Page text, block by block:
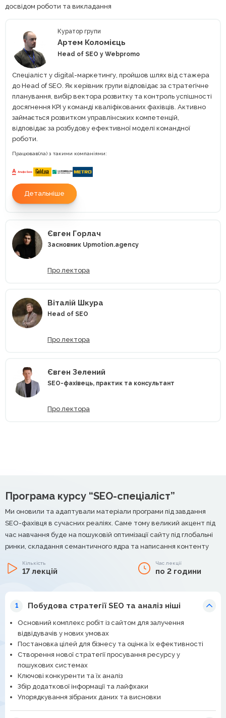
досвідом роботи та викладання
Куратор групи
Артем Коломієць
Head of SEO у Webpromo
Спеціаліст у digital-маркетингу, пройшов шлях від стажера
до Head of SEO. Як керівник групи відповідає за стратегічне
планування, вибір вектора розвитку та контроль успішності
досягнення KPI у команді кваліфікованих фахівців. Активно
займається розвитком управлінських компетенцій,
відповідає за розбудову ефективної моделі командної
роботи.
Працював(ла) з такими компаніями:
Детальніше
Євген Горлач
Засновник Upmotion.agency
Про лектора
Віталій Шкура
Head of SEO
Про лектора
Євген Зелений
SEO-фахівець, практик та консультант
Про лектора
Програма курсу “SEO-спеціаліст”
Ми оновили та адаптували матеріали програми під завдання
SEO-фахівця в сучасних реаліях. Саме тому великий акцент під
час навчання буде на пошуковій оптимізації сайту під глобальні
ринки, складання семантичного ядра та написання контенту
Кількість
17 лекцій
Час лекції
по 2 години
1 Побудова стратегії SEO та аналіз ніші
Основний комплекс робіт із сайтом для залучення
відвідувачів у нових умовах
Постановка цілей для бізнесу та оцінка їх ефективності
Створення нової стратегії просування ресурсу у
пошукових системах
Ключові конкуренти та їх аналіз
Збір додаткової інформації та лайфхаки
Упорядкування зібраних даних та висновки